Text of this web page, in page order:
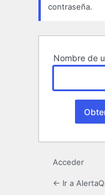
contraseña.
Nombre de
Acceder
← Ir a